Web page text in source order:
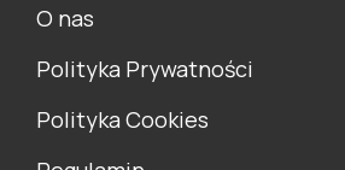
O nas
Polityka Prywatności
Polityka Cookies